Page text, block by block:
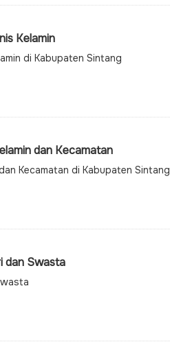
Kelamin
di Kabupaten Sintang
dan Kecamatan
Kecamatan di Kabupaten Sintang
dan Swasta